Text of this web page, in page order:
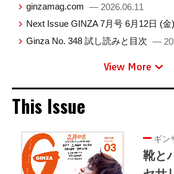
ginzamag.com — 2026.06.11
Next Issue GINZA 7月号 6月12日 (金
Ginza No. 348 試し読みと目次 —
View More
This Issue
ギン
靴と